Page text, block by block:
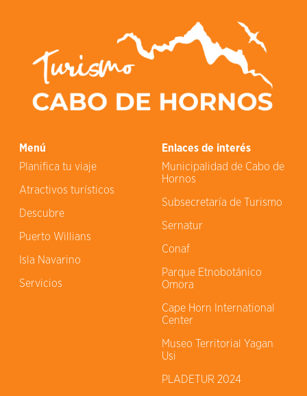
Menú
Planifica tu viaje
Atractivos turísticos
Descubre
Puerto Willians
Isla Navarino
Servicios
Enlaces de interés
Municipalidad de Cabo de
Hornos
Subsecretaría de Turismo
Sernatur
Conaf
Parque Etnobotánico
Omora
Cape Horn International
Center
Museo Territorial Yagan
Usi
PLADETUR 2024